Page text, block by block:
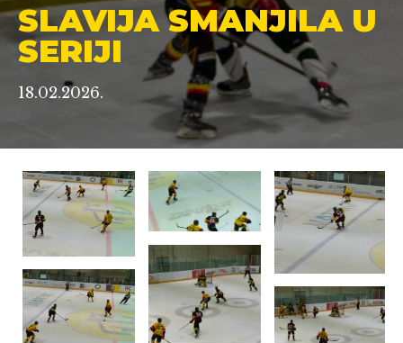
SLAVIJA SMANJILA U
SERIJI
18.02.2026.